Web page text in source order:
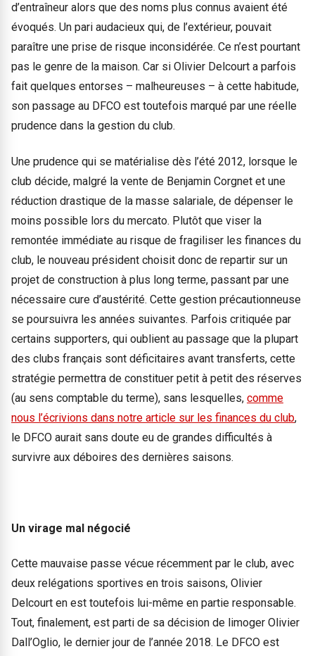
d’entraîneur alors que des noms plus connus avaient été
évoqués. Un pari audacieux qui, de l’extérieur, pouvait
paraître une prise de risque inconsidérée. Ce n’est pourtant
pas le genre de la maison. Car si Olivier Delcourt a parfois
fait quelques entorses – malheureuses – à cette habitude,
son passage au DFCO est toutefois marqué par une réelle
prudence dans la gestion du club.
Une prudence qui se matérialise dès l’été 2012, lorsque le
club décide, malgré la vente de Benjamin Corgnet et une
réduction drastique de la masse salariale, de dépenser le
moins possible lors du mercato. Plutôt que viser la
remontée immédiate au risque de fragiliser les finances du
club, le nouveau président choisit donc de repartir sur un
projet de construction à plus long terme, passant par une
nécessaire cure d’austérité. Cette gestion précautionneuse
se poursuivra les années suivantes. Parfois critiquée par
certains supporters, qui oublient au passage que la plupart
des clubs français sont déficitaires avant transferts, cette
stratégie permettra de constituer petit à petit des réserves
(au sens comptable du terme), sans lesquelles, comme
nous l’écrivions dans notre article sur les finances du club,
le DFCO aurait sans doute eu de grandes difficultés à
survivre aux déboires des dernières saisons.
Un virage mal négocié
Cette mauvaise passe vécue récemment par le club, avec
deux relégations sportives en trois saisons, Olivier
Delcourt en est toutefois lui-même en partie responsable.
Tout, finalement, est parti de sa décision de limoger Olivier
Dall’Oglio, le dernier jour de l’année 2018. Le DFCO est